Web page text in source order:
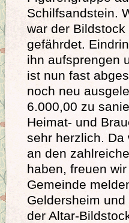
Schilfsandstein.
war der
gefährdet.
ihn aufsprengen
ist nun fast
noch neu
6.000,00 zu
Heimat- und
sehr herzlich. Da
an den
haben, freuen
Gemeinde
Geldersheim
der Altar-